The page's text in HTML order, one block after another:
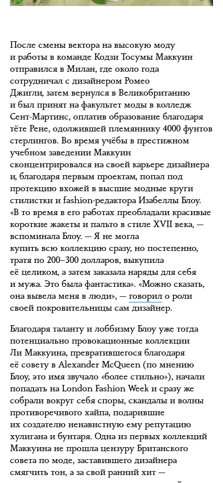
После смены вектора на высокую моду
и работы в команде Кодзи Тосумы Маккуин
отправился в Милан, где около года
сотрудничал с дизайнером Ромео
Джигли, затем вернулся в Великобританию
и был принят на факультет моды в колледж
Сент-Мартинс, оплатив образование благодаря
тёте Рене, одолжившей племяннику 4000 фунтов
стерлингов. Во время учёбы в престижном
учебном заведении Маккуин
сконцентрировался на своей карьере дизайнера
и, благодаря первым проектам, попал под
протекцию вхожей в высшие модные круги
стилистки и fashion-редактора Изабеллы Блоу.
«В то время в его работах преобладали красивые
короткие жакеты и пальто в стиле XVII века, —
вспоминала Блоу. — Я не могла
купить всю коллекцию сразу, но постепенно,
тратя по 200–300 долларов, выкупила
её целиком, а затем заказала наряды для себя
и мужа. Это была фантастика». «Можно сказать,
она вывела меня в люди», — говорил о роли
своей покровительницы сам дизайнер.
Благодаря таланту и лоббизму Блоу уже тогда
потенциально провокационные коллекции
Ли Маккуина, превратившегося благодаря
её совету в Alexander McQueen (по мнению
Блоу, это имя звучало «более стильно»), начали
попадать на London Fashion Week и сразу же
собрали вокруг себя споры, скандалы и волны
противоречивого хайпа, подарившие
их создателю ненавистную ему репутацию
хулигана и бунтаря. Одна из первых коллекций
Маккуина не прошла цензуру Британского
совета по моде, заставившего дизайнера
смягчить тон, а за свой ранний хит —